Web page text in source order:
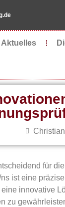
Aktuelles
für
ist eine
innovative
zu